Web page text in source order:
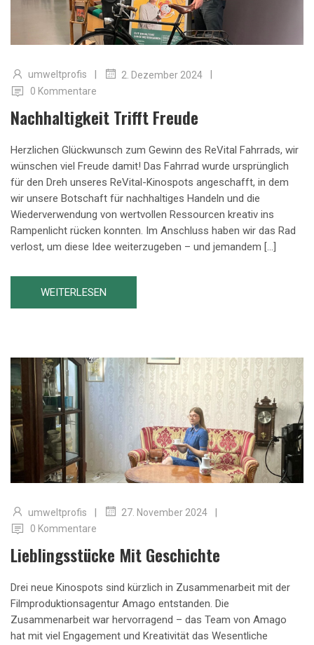
umweltprofis | 2. Dezember 2024 |
0 Kommentare
Nachhaltigkeit Trifft Freude
Herzlichen Glückwunsch zum Gewinn des ReVital Fahrrads, wir
wünschen viel Freude damit! Das Fahrrad wurde ursprünglich
für den Dreh unseres ReVital-Kinospots angeschafft, in dem
wir unsere Botschaft für nachhaltiges Handeln und die
Wiederverwendung von wertvollen Ressourcen kreativ ins
Rampenlicht rücken konnten. Im Anschluss haben wir das Rad
verlost, um diese Idee weiterzugeben – und jemandem […]
WEITERLESEN
umweltprofis | 27. November 2024 |
0 Kommentare
Lieblingsstücke Mit Geschichte
Drei neue Kinospots sind kürzlich in Zusammenarbeit mit der
Filmproduktionsagentur Amago entstanden. Die
Zusammenarbeit war hervorragend – das Team von Amago
hat mit viel Engagement und Kreativität das Wesentliche